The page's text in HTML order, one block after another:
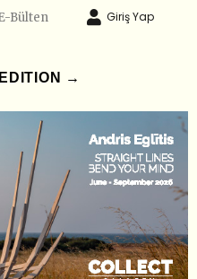
Bülten Giriş Yap
→